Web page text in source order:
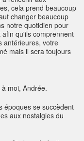
cela prend beaucoup
changer beaucoup
notre quotidien pour
qu'ils comprennent
antérieures, votre
mais il sera toujours
moi, Andrée.
époques se succèdent
aux nostalgies du